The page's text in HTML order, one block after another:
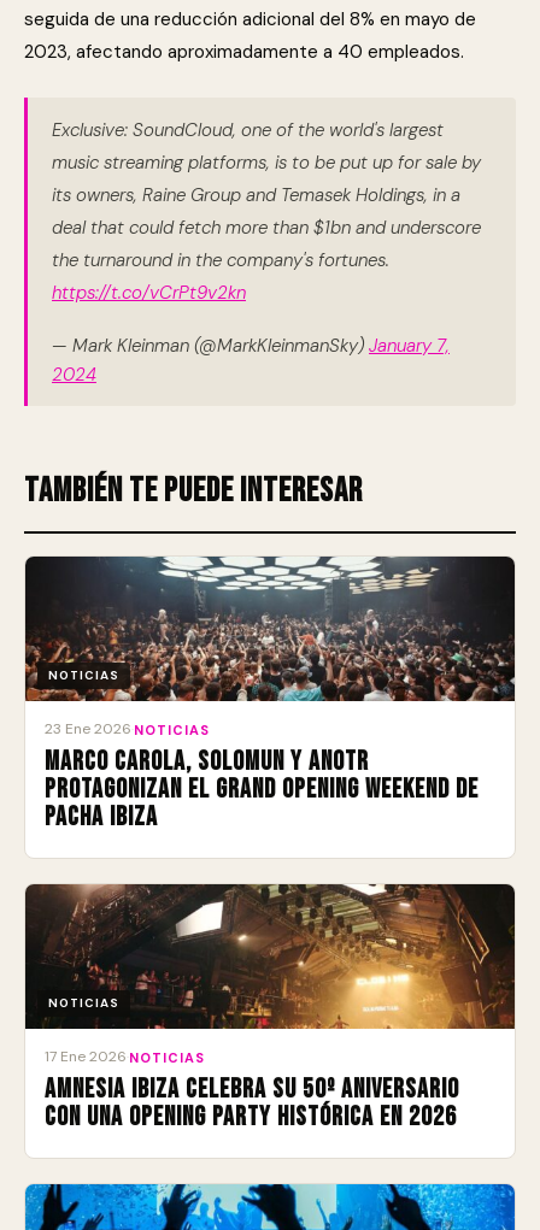
seguida de una reducción adicional del 8% en mayo de
2023, afectando aproximadamente a 40 empleados.
Exclusive: SoundCloud, one of the world's largest
music streaming platforms, is to be put up for sale by
its owners, Raine Group and Temasek Holdings, in a
deal that could fetch more than $1bn and underscore
the turnaround in the company's fortunes.
https://t.co/vCrPt9v2kn
— Mark Kleinman (@MarkKleinmanSky) January 7,
2024
También te puede interesar
NOTICIAS
23 Ene 2026 NOTICIAS
Marco Carola, Solomun y ANOTR
protagonizan el Grand Opening Weekend de
Pacha Ibiza
NOTICIAS
17 Ene 2026 NOTICIAS
Amnesia Ibiza celebra su 50º aniversario
con una Opening Party histórica en 2026